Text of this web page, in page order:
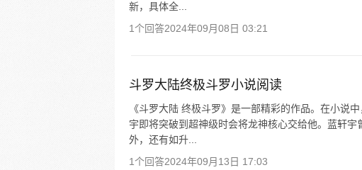
新，具体全...
1个回答2024年09月08日 03:21
斗罗大陆终极斗罗小说阅读
《斗罗大陆 终极斗罗》是一部精彩的作品。在小说
宇即将突破到超神级时会将龙神核心交给他。蓝轩
外，还有如升...
1个回答2024年09月13日 17:03